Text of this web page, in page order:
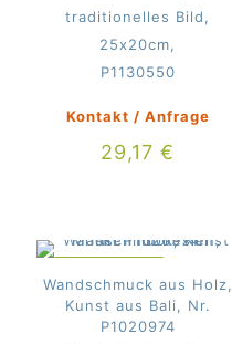
traditionelles Bild,
25x20cm,
P1130550
Kontakt / Anfrage
29,17€
Wandschmuck aus Holz,
Kunst aus Bali, Nr.
P1020974